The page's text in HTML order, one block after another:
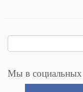
Мы в социальных